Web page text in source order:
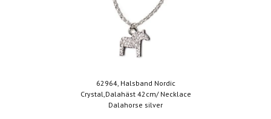
62964, Halsband Nordic
Crystal,Dalahäst 42cm/ Necklace
Dalahorse silver